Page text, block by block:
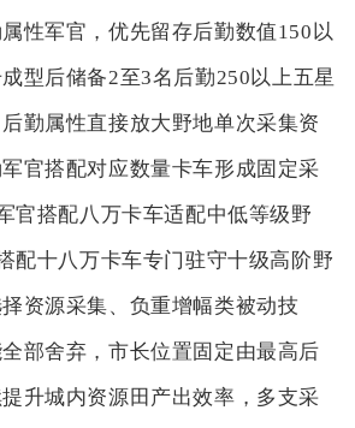
性军官，优先留存后勤数值150以
型后储备2至3名后勤250以上五星
勤属性直接放大野地单次采集资
官搭配对应数量卡车形成固定采
官搭配八万卡车适配中低等级野
配十八万卡车专门驻守十级高阶野
资源采集、负重增幅类被动技
部舍弃，市长位置固定由最高后
升城内资源田产出效率，多支采